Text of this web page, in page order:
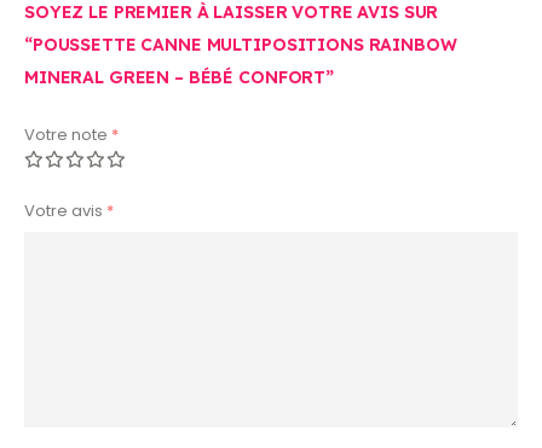
SOYEZ LE PREMIER À LAISSER VOTRE AVIS SUR
“POUSSETTE CANNE MULTIPOSITIONS RAINBOW
MINERAL GREEN – BÉBÉ CONFORT”
Votre note *
Votre avis *